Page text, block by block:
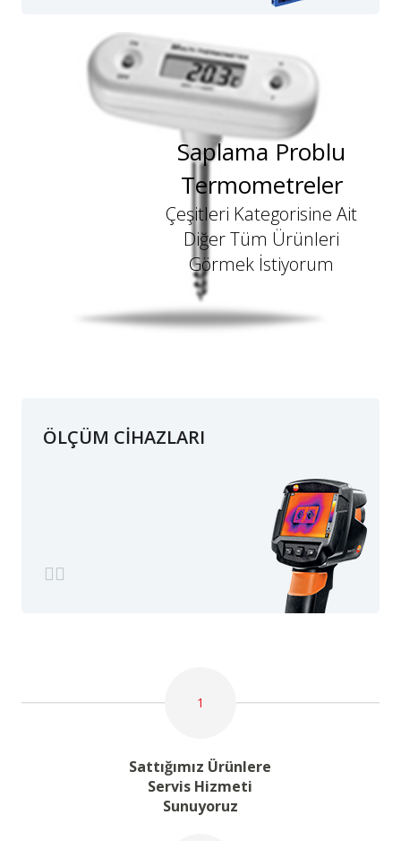
Saplama Problu
Termometreler
Çeşitleri Kategorisine Ait
Diğer Tüm Ürünleri
Görmek İstiyorum
ÖLÇÜM CİHAZLARI
1
Sattığımız Ürünlere
Servis Hizmeti
Sunuyoruz